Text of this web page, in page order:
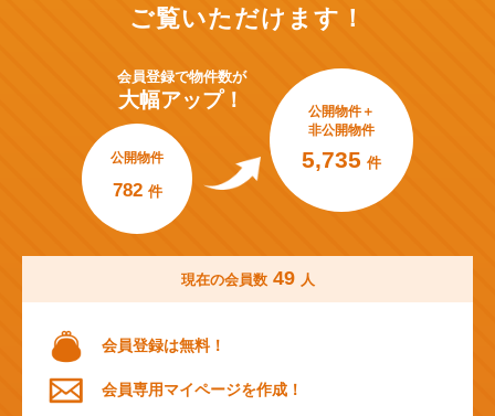
ご覧いただけます！
会員登録で物件数が
大幅アップ！
公開物件
782 件
公開物件＋
非公開物件
5,735 件
現在の会員数 49 人
会員登録は無料！
会員専用マイページを作成！